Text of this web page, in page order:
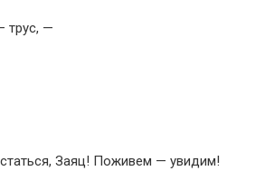
трус, —
Заяц! Поживем — увидим!